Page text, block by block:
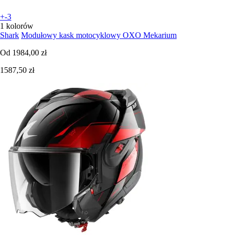
+-3
1 kolorów
Shark Modułowy kask motocyklowy OXO Mekarium
Od 1984,00 zł
1587,50 zł